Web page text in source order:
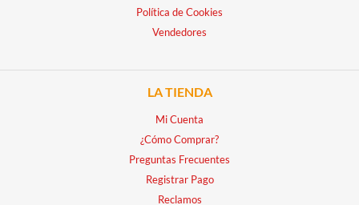
Política de Cookies
Vendedores
LA TIENDA
Mi Cuenta
¿Cómo Comprar?
Preguntas Frecuentes
Registrar Pago
Reclamos